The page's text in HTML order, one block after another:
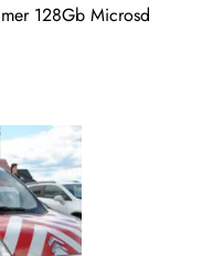
128Gb Microsd